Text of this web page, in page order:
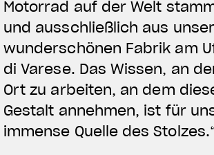
Motorrad auf der Welt
und ausschließlich aus
wunderschönen Fabrik am
di Varese. Das Wissen, an
Ort zu arbeiten, an dem
Gestalt annehmen, ist für
immense Quelle des